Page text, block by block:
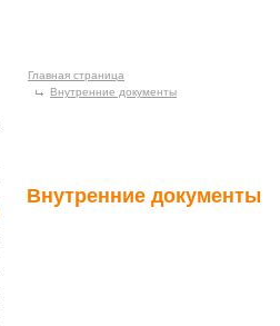
Главная страница
Внутренние документы
Внутренние документы